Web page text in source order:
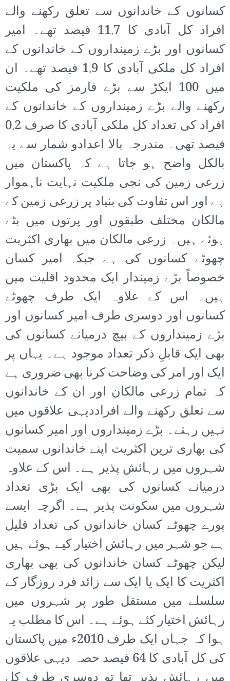
کسانوں کے خاندانوں سے تعلق رکھنے والے
افراد کل آبادی کا 11.7 فیصد تھے۔ امیر
کسانوں اور بڑے زمینداروں کے خاندانوں کے
افراد کل ملکی آبادی کا 1.9 فیصد تھے۔ ان
میں 100 ایکڑ سے بڑے فارمز کی ملکیت
رکھنے والے بڑے زمینداروں کے خاندانوں کے
افراد کی تعداد کل ملکی آبادی کا صرف 0.2
فیصد تھی۔ مندرجہ بالا اعدادو شمار سے یہ
بالکل واضح ہو جاتا ہے کہ پاکستان میں
زرعی زمین کی نجی ملکیت نہایت ناہموار
ہے اور اس تفاوت کی بنیاد پر زرعی زمین کے
مالکان مختلف طبقوں اور پرتوں میں بٹے
ہوئے ہیں۔ زرعی مالکان میں بھاری اکثریت
چھوٹے کسانوں کی ہے جبکہ امیر کسان
خصوصاً بڑے زمیندار ایک محدود اقلیت میں
ہیں۔ اس کے علاوہ ایک طرف چھوٹے
کسانوں اور دوسری طرف امیر کسانوں اور
بڑے زمینداروں کے بیچ درمیانے کسانوں کی
بھی ایک قابلِ ذکر تعداد موجود ہے۔ یہاں پر
ایک اور امر کی وضاحت کرنا بھی ضروری ہے
کہ تمام زرعی مالکان اور ان کے خاندانوں
سے تعلق رکھنے والے افراددیہی علاقوں میں
نہیں رہتے۔ بڑے زمینداروں اور امیر کسانوں
کی بھاری ترین اکثریت اپنے خاندانوں سمیت
شہروں میں رہائش پذیر ہے۔ اس کے علاوہ
درمیانے کسانوں کی بھی ایک بڑی تعداد
شہروں میں سکونت پذیر ہے۔ اگرچہ ایسے
پورے چھوٹے کسان خاندانوں کی تعداد قلیل
ہے جو شہر میں رہائش اختیار کیے ہوئے ہیں
لیکن چھوٹے کسان خاندانوں کی بھی بھاری
اکثریت کا ایک یا ایک سے زائد فرد روزگار کے
سلسلے میں مستقل طور پر شہروں میں
رہائش اختیار کئے ہوئے ہے۔ اس کا مطلب یہ
ہوا کہ جہاں ایک طرف 2010ء میں پاکستان
کی کل آبادی کا 64 فیصد حصہ دیہی علاقوں